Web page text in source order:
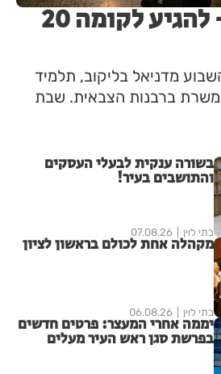
פרשת ראה - להגיע לקומה 20
מדניאל בליקוב, תלמיד
ברבנות הצבאית. שבת
בשורה ענקית לבעלי העסקים
והתושבים בעיר!
בתי לוין 07.08.26
מקהלה אחת לכולם בראשון לציון
בתי לוין 06.08.26
יממה אחרי המעצר: פרטים חדשים
בפרשת סגן ראש העיר מעלים